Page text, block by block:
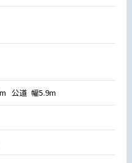
公道 幅5.9m